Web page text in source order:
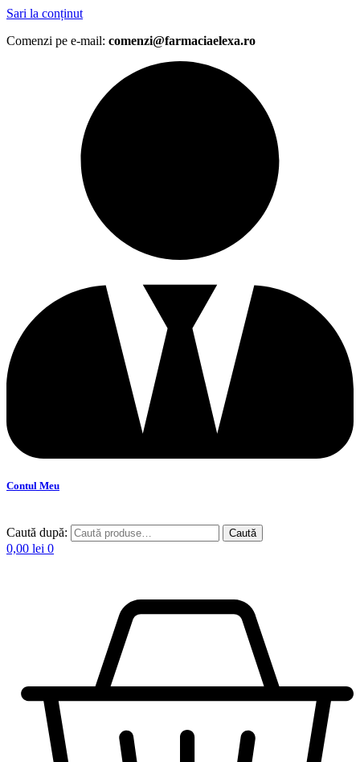
Sari la conținut
Comenzi pe e-mail: comenzi@farmaciaelexa.ro
Contul Meu
Caută după: Caută
0,00 lei 0